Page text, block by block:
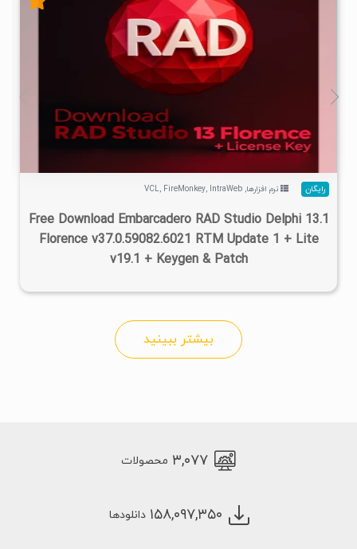
۷۷/۲K ۱۴۰۵/۰۱/۱۰
رایگان نرم افزارها,
VCL, FireMonkey, IntraWeb
Free Download Embarcadero RAD Studio Delphi 13.1
Florence v37.0.59082.6021 RTM Update 1 + Lite
v19.1 + Keygen & Patch
بیشتر ببینید
۳,۰۷۷ محصولات
۱۵۸,۰۹۷,۳۵۰ دانلودها